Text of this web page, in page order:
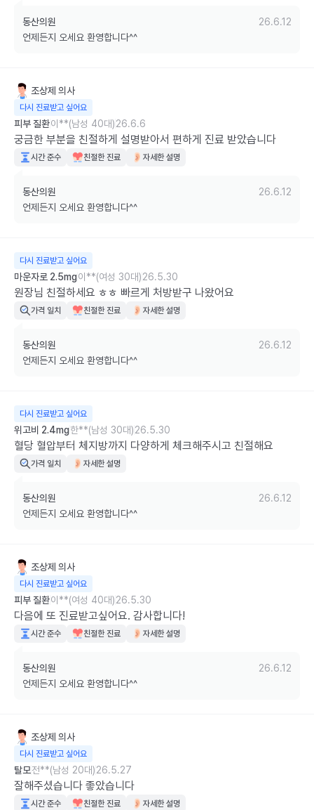
동산의원
26.6.12
언제든지 오세요 환영합니다^^
조상제 의사
다시 진료받고 싶어요
피부 질환이**(남성 40대)26.6.6
궁금한 부분을 친절하게 설명받아서 편하게 진료 받았습니다
시간 준수 친절한 진료 자세한 설명
동산의원
26.6.12
언제든지 오세요 환영합니다^^
다시 진료받고 싶어요
마운자로 2.5mg이**(여성 30대)26.5.30
원장님 친절하세요 ㅎㅎ 빠르게 처방받구 나왔어요
가격 일치 친절한 진료 자세한 설명
동산의원
26.6.12
언제든지 오세요 환영합니다^^
다시 진료받고 싶어요
위고비 2.4mg한**(남성 30대)26.5.30
혈당 혈압부터 체지방까지 다양하게 체크해주시고 친절해요
가격 일치 자세한 설명
동산의원
26.6.12
언제든지 오세요 환영합니다^^
조상제 의사
다시 진료받고 싶어요
피부 질환이**(여성 40대)26.5.30
다음에 또 진료받고싶어요. 감사합니다!
시간 준수 친절한 진료 자세한 설명
동산의원
26.6.12
언제든지 오세요 환영합니다^^
조상제 의사
다시 진료받고 싶어요
탈모전**(남성 20대)26.5.27
잘해주셨습니다 좋았습니다
시간 준수 친절한 진료 자세한 설명